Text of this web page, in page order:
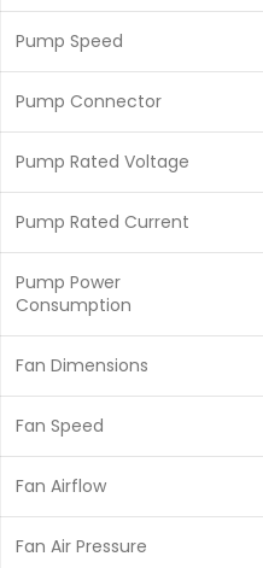
Pump Speed
Pump Connector
Pump Rated Voltage
Pump Rated Current
Pump Power
Consumption
Fan Dimensions
Fan Speed
Fan Airflow
Fan Air Pressure